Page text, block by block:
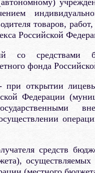
товаров,
Российской
со средствами
фонда
при открытии
Федерации
средств
осуществляемых